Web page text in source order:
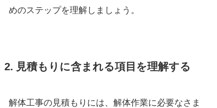
めのステップを理解しましょう。
2. 見積もりに含まれる項目を理解する
解体工事の見積もりには、解体作業に必要なさま